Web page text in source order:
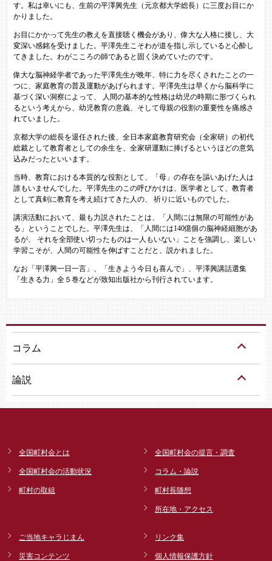
す。私は幸いにも、生前の平澤興先生（元京都大学総長）に三度お目にか
かりました。
お目にかかって先生の教えを直接聴く機会があり、偉大な人格に接し、大
変深い感銘を受けました。平澤先生こそわが道を指し示していると心酔し
てきました。わがこころの師であると固く決めていたのです。
偉大な脳神経学者であった平澤先生が晩年、特に力を尽くされたことの一
つに、家庭教育の普及運動があげられます。平澤先生は早くから脳科学に
基づく深い洞察によって、 人間の基本的な性格は幼児の時期に形づくられ
るという考えから、幼児教育の意義、そして母親の役割の重要性を痛感さ
れていました。
京都大学の総長を退任された後、全日本家庭教育研究会（全家研）の初代
総裁として教育者としての余生を、全家研運動に捧げるというほどの意気
込みだったといいます。
当時、教育における本質的な役割として、「母」の存在を謳いあげた人は
誰もいませんでした。平澤先生のこの呼びかけは、医学者として、教育者
として真剣に教育を考え続けてきた人の、 祈りに近いものでした。
講演活動において、最も力説されたことは、「人間には無限の可能性があ
る」ということでした。平澤先生は、「人間には140億個の脳神経細胞があ
るが、 それを全部使い切ったものは一人もいない」ことを強調し、楽しい
学習こそが、人間の可能性を伸ばすことだと、説かれました。
なお「平澤興一日一言」、「生きよう今日も喜んで」、平澤興講話選集
「生きる力」全５巻などが致知出版社から刊行されています。
コラム
論説
全国町村会とは
全国町村会の活動状況
町村の取組
全国町村会の提言・調査
コラム・論説
町村長随想
所在地・アクセス
ご当地キャラじまん
災害コンテンツ
リンク集
個人情報保護方針